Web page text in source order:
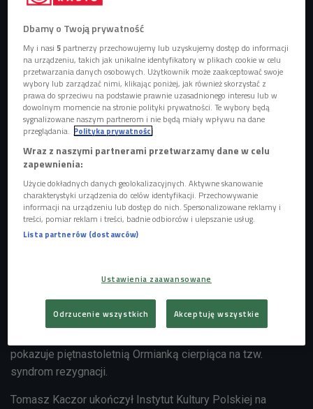
Obserwuj nas na
Tomasz Kaczor zdobył pierwszą nagrodę w
kategorii "Portret Roku" w konkursie World
Press Photo 2020 za zdjęcie
"Przebudzenie".
Fotografia znalazła się na okładce "Dużego Formatu" i
pokazuje piętnastoletnią Ormianką cierpiąca na tzw.
syndrom rezygnacji.
Tomasz Kaczor ukończył Instytut Kultury Polskiej na
Dbamy o Twoją prywatność
My i nasi5 partnerzy przechowujemy lub uzyskujemy dostęp do informacji
na urządzeniu, takich jak unikalne identyfikatory w plikach cookie w celu
przetwarzania danych osobowych. Użytkownik może zaakceptować swoje
wybory lub zarządzać nimi, klikając poniżej, jak również skorzystać z
prawa do sprzeciwu na podstawie prawnie uzasadnionego interesu lub w
dowolnym momencie na stronie polityki prywatności. Te wybory będą
sygnalizowane naszym partnerom i nie będą miały wpływu na dane
przeglądania. Polityka prywatności
Wraz z naszymi partnerami przetwarzamy dane w celu
zapewnienia:
Użycie dokładnych danych geolokalizacyjnych. Aktywne skanowanie
charakterystyki urządzenia do celów identyfikacji. Przechowywanie
informacji na urządzeniu lub dostęp do nich. Spersonalizowane reklamy i
treści, pomiar reklam i treści, badnie odbiorców i ulepszanie usług.
Lista partnerów (dostawców)
Ustawienia zaawansowane
Odrzucenie wszystkich Akceptuję wszystkie